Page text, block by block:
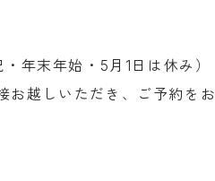
年末年始・5月1日は休み）
お越しいただき、ご予約をお